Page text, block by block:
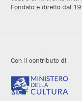
Fondato e diretto dal
Con il contributo di